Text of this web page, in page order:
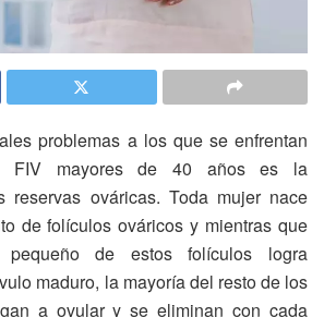
problemas a los que se enfrentan
FIV mayores de 40 años es la
reservas ováricas. Toda mujer nace
de folículos ováricos y mientras que
de estos folículos logra
maduro, la mayoría del resto de los
a ovular y se eliminan con cada